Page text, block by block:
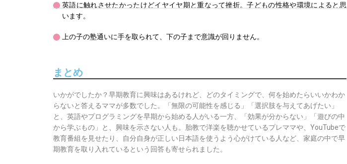
英語に触れさせたかったけどイヤイヤ期と重なって挫折。子どもの性格や環境によると思
います。
上の子の塾通いに手を取られて、下の子まで意識が回りません。
まとめ
いかがでしたか？早期教育に興味はあるけれど、どのタイミングで、何を始めたらいいかわか
らないと答えるママが多数でした。「無限の可能性を感じる」「選択肢を与えてあげたい」
と、英語やプログラミングを早期から始める人がいる一方、「効果が分からない」「遊びの中
から学ぶもの」と、興味を示さない人も。胎教で洋楽を聴かせているプレママや、YouTubeで
教育番組を見せたり、自分自身が正しい日本語を使うよう心がけている人など、家庭の中で早
期教育を取り入れているという回答も寄せられました。